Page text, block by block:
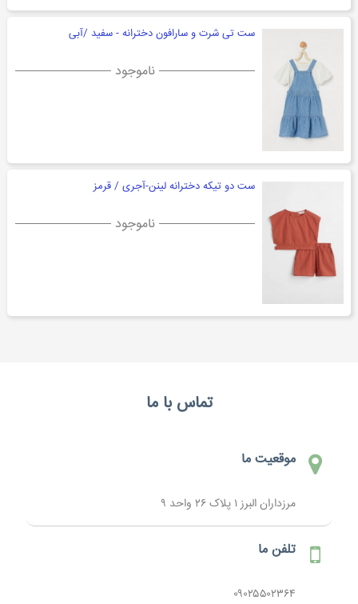
ست تی شرت و سارافون دخترانه - سفید /آبی
ناموجود
ست دو تیکه دخترانه لینن-آجری / قرمز
ناموجود
تماس با ما
موقعیت ما
مرزداران البرز ۱ پلاک ۲۶ واحد ۹
تلفن ما
۰۹۰۲۵۵۰۲۳۶۴